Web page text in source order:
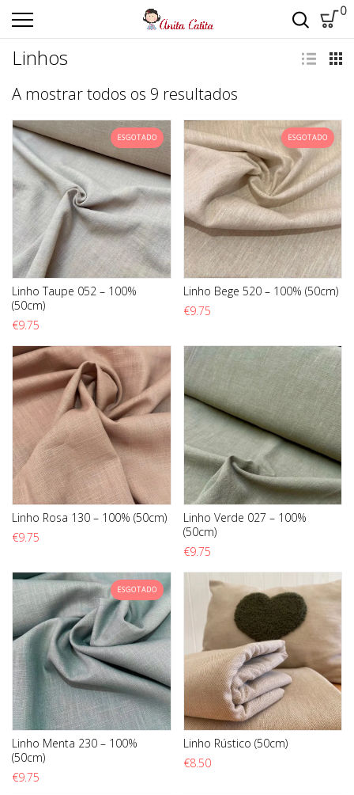
0
Linhos
A mostrar todos os 9 resultados
ESGOTADO
Linho Taupe 052 – 100%
(50cm)
€9.75
ESGOTADO
Linho Bege 520 – 100% (50cm)
€9.75
Linho Rosa 130 – 100% (50cm)
€9.75
Linho Verde 027 – 100%
(50cm)
€9.75
ESGOTADO
Linho Menta 230 – 100%
(50cm)
€9.75
Linho Rústico (50cm)
€8.50